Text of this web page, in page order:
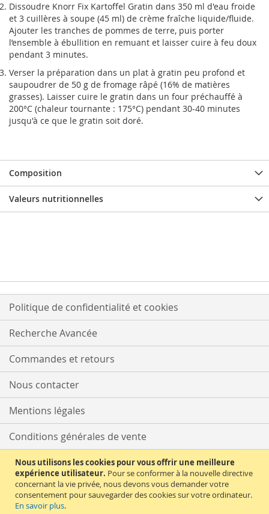
Nous utilisons les cookies pour vous offrir une meilleure
expérience utilisateur. Pour se conformer à la nouvelle directive
concernant la vie privée, nous devons vous demander votre
consentement pour sauvegarder des cookies sur votre ordinateur.
En savoir plus.
Dissoudre Knorr Fix Kartoffel Gratin dans 350 ml d'eau froide
et 3 cuillères à soupe (45 ml) de crème fraîche liquide/fluide.
Ajouter les tranches de pommes de terre, puis porter
l’ensemble à ébullition en remuant et laisser cuire à feu doux
pendant 3 minutes.
Verser la préparation dans un plat à gratin peu profond et
saupoudrer de 50 g de fromage râpé (16% de matières
grasses). Laisser cuire le gratin dans un four préchauffé à
200°C (chaleur tournante : 175°C) pendant 30-40 minutes
jusqu'à ce que le gratin soit doré.
Composition
Valeurs nutritionnelles
Politique de confidentialité et cookies
Recherche Avancée
Commandes et retours
Nous contacter
Mentions légales
Conditions générales de vente
Délais et tarifs de livraison
Moyens de paiement
Supérette Allemande est un site LANEXXO SARL – 400 Av. Roumanille –